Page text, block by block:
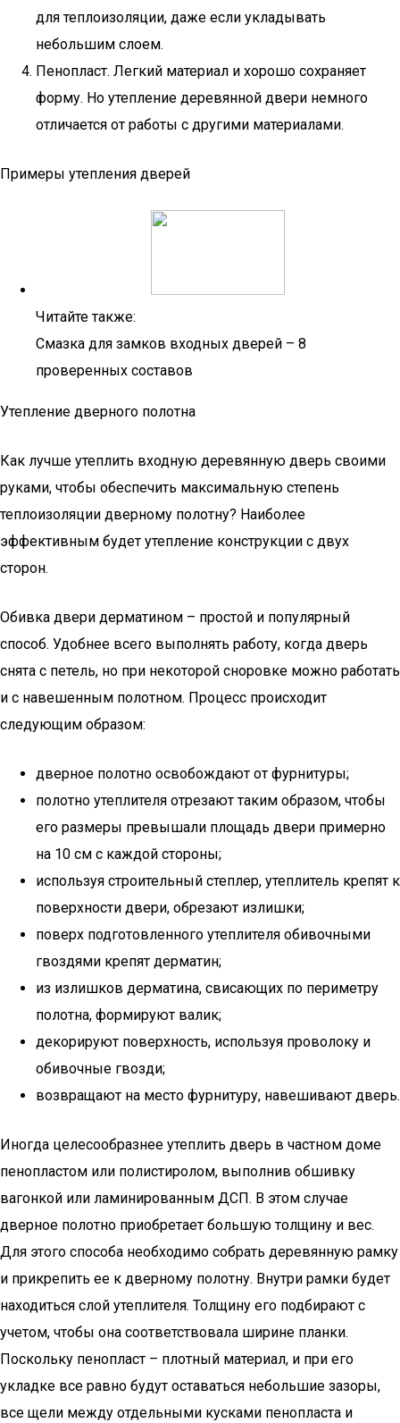
для теплоизоляции, даже если укладывать
небольшим слоем.
Пенопласт. Легкий материал и хорошо сохраняет
форму. Но утепление деревянной двери немного
отличается от работы с другими материалами.
Примеры утепления дверей
Читайте также:
Смазка для замков входных дверей – 8
проверенных составов
Утепление дверного полотна
Как лучше утеплить входную деревянную дверь своими
руками, чтобы обеспечить максимальную степень
теплоизоляции дверному полотну? Наиболее
эффективным будет утепление конструкции с двух
сторон.
Обивка двери дерматином – простой и популярный
способ. Удобнее всего выполнять работу, когда дверь
снята с петель, но при некоторой сноровке можно работать
и с навешенным полотном. Процесс происходит
следующим образом:
дверное полотно освобождают от фурнитуры;
полотно утеплителя отрезают таким образом, чтобы
его размеры превышали площадь двери примерно
на 10 см с каждой стороны;
используя строительный степлер, утеплитель крепят к
поверхности двери, обрезают излишки;
поверх подготовленного утеплителя обивочными
гвоздями крепят дерматин;
из излишков дерматина, свисающих по периметру
полотна, формируют валик;
декорируют поверхность, используя проволоку и
обивочные гвозди;
возвращают на место фурнитуру, навешивают дверь.
Иногда целесообразнее утеплить дверь в частном доме
пенопластом или полистиролом, выполнив обшивку
вагонкой или ламинированным ДСП. В этом случае
дверное полотно приобретает большую толщину и вес.
Для этого способа необходимо собрать деревянную рамку
и прикрепить ее к дверному полотну. Внутри рамки будет
находиться слой утеплителя. Толщину его подбирают с
учетом, чтобы она соответствовала ширине планки.
Поскольку пенопласт – плотный материал, и при его
укладке все равно будут оставаться небольшие зазоры,
все щели между отдельными кусками пенопласта и